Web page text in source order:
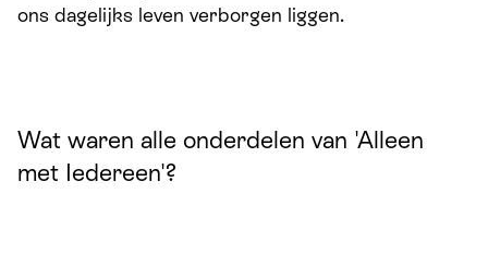
ons dagelijks leven verborgen liggen.
Wat waren alle onderdelen van 'Alleen
met Iedereen'?